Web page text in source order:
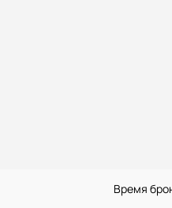
Время